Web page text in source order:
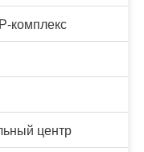
комплекс
центр